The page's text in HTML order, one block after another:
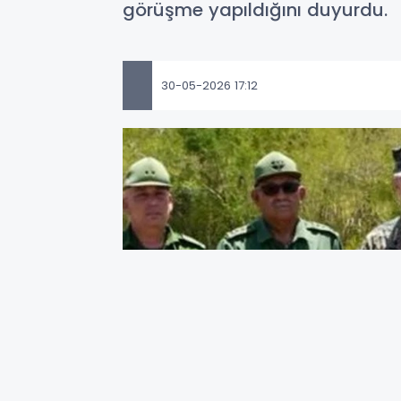
görüşme yapıldığını duyurdu.
30-05-2026 17:12